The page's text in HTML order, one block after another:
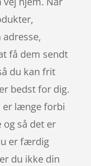
få dem sendt
du kan frit
bedst for dig.
er længe forbi
og så det er
er færdig
du ikke din